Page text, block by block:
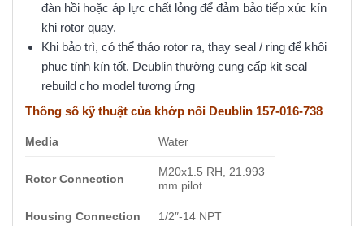
đàn hồi hoặc áp lực chất lỏng để đảm bảo tiếp xúc kín
khi rotor quay.
Khi bảo trì, có thể tháo rotor ra, thay seal / ring để khôi
phục tính kín tốt. Deublin thường cung cấp kit seal
rebuild cho model tương ứng
Thông số kỹ thuật của khớp nổi Deublin 157-016-738
Media Water
Rotor Connection
M20x1.5 RH, 21.993
mm pilot
Housing Connection 1/2″-14 NPT